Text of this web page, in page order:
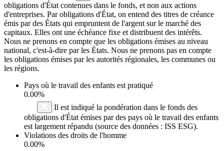
obligations d'État contenues dans le fonds, et non aux actions
d'entreprises. Par obligations d'État, on entend des titres de créance
émis par des États qui empruntent de l'argent sur le marché des
capitaux. Elles ont une échéance fixe et distribuent des intérêts.
Nous ne prenons en compte que les obligations émises au niveau
national, c'est-à-dire par les États. Nous ne prenons pas en compte
les obligations émises par les autorités régionales, les communes ou
les régions.
Pays où le travail des enfants est pratiqué
0.00%
Il est indiqué la pondération dans le fonds des
obligations d'État émises par des pays où le travail des enfants
est largement répandu (source des données : ISS ESG).
Violations des droits de l'homme
0.00%